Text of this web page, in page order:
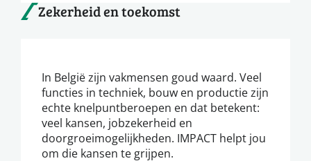
Zekerheid en toekomst
In België zijn vakmensen goud waard. Veel
functies in techniek, bouw en productie zijn
echte knelpuntberoepen en dat betekent:
veel kansen, jobzekerheid en
doorgroeimogelijkheden. IMPACT helpt jou
om die kansen te grijpen.